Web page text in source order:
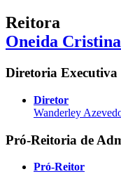
Reitora
Oneida
Diretoria Executiva
Diretor
Wanderley
Pró-Reitoria de
Pró-Reitor